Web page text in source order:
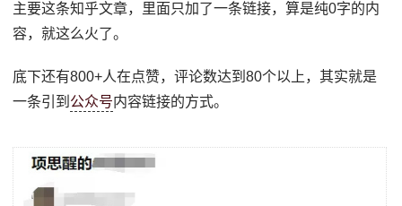
主要这条知乎文章，里面只加了一条链接，算是纯0字的内
容，就这么火了。
底下还有800+人在点赞，评论数达到80个以上，其实就是
一条引到 公众号内容链接的方式。